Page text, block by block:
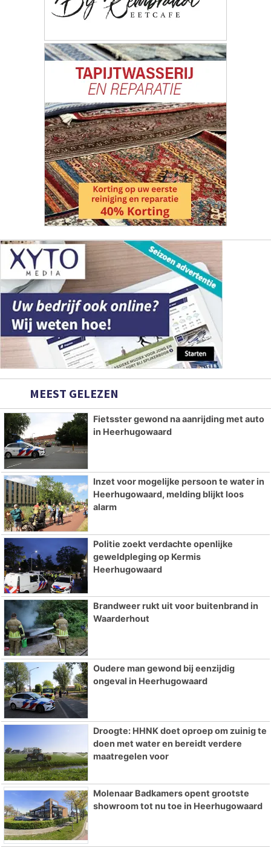
MEEST GELEZEN
Fietsster gewond na aanrijding met auto
in Heerhugowaard
Inzet voor mogelijke persoon te water in
Heerhugowaard, melding blijkt loos
alarm
Politie zoekt verdachte openlijke
geweldpleging op Kermis
Heerhugowaard
Brandweer rukt uit voor buitenbrand in
Waarderhout
Oudere man gewond bij eenzijdig
ongeval in Heerhugowaard
Droogte: HHNK doet oproep om zuinig te
doen met water en bereidt verdere
maatregelen voor
Molenaar Badkamers opent grootste
showroom tot nu toe in Heerhugowaard